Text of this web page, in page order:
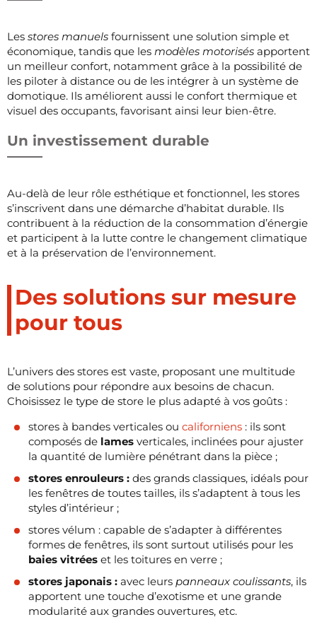
Les stores manuels fournissent une solution simple et
économique, tandis que les modèles motorisés apportent
un meilleur confort, notamment grâce à la possibilité de
les piloter à distance ou de les intégrer à un système de
domotique. Ils améliorent aussi le confort thermique et
visuel des occupants, favorisant ainsi leur bien-être.
Un investissement durable
Au-delà de leur rôle esthétique et fonctionnel, les stores
s’inscrivent dans une démarche d’habitat durable. Ils
contribuent à la réduction de la consommation d’énergie
et participent à la lutte contre le changement climatique
et à la préservation de l’environnement.
Des solutions sur mesure
pour tous
L’univers des stores est vaste, proposant une multitude
de solutions pour répondre aux besoins de chacun.
Choisissez le type de store le plus adapté à vos goûts :
stores à bandes verticales ou californiens : ils sont
composés de lames verticales, inclinées pour ajuster
la quantité de lumière pénétrant dans la pièce ;
stores enrouleurs : des grands classiques, idéals pour
les fenêtres de toutes tailles, ils s’adaptent à tous les
styles d’intérieur ;
stores vélum : capable de s’adapter à différentes
formes de fenêtres, ils sont surtout utilisés pour les
baies vitrées et les toitures en verre ;
stores japonais : avec leurs panneaux coulissants, ils
apportent une touche d’exotisme et une grande
modularité aux grandes ouvertures, etc.